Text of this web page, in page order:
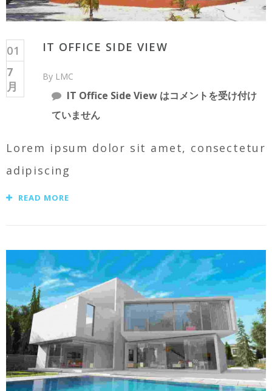
01
7
月
IT OFFICE SIDE VIEW
By LMC
IT Office Side View はコメントを受け付け
ていません
Lorem ipsum dolor sit amet, consectetur
adipiscing
READ MORE